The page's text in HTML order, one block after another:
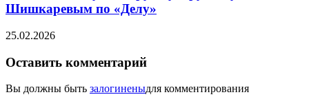
Шишкаревым по «Делу»
25.02.2026
Оставить комментарий
Вы должны быть залогиненыдля комментирования